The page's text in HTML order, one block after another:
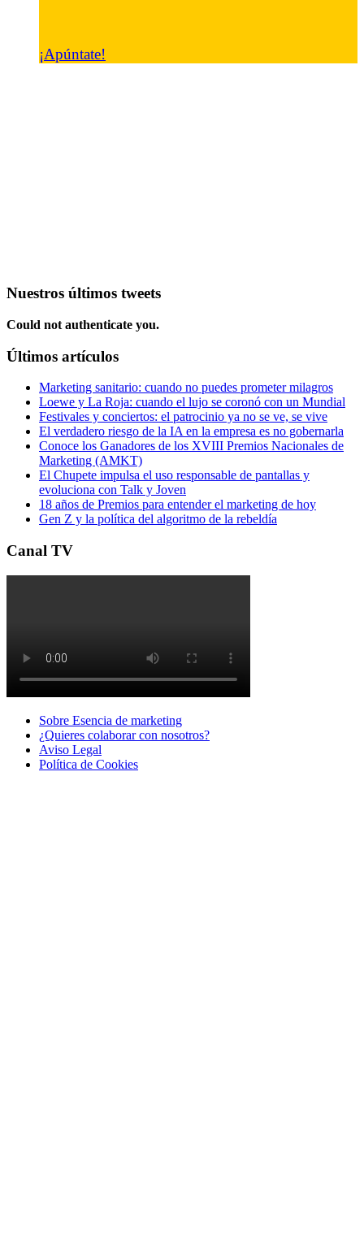
¡Apúntate!
Nuestros últimos tweets
Could not authenticate you.
Últimos artículos
Marketing sanitario: cuando no puedes prometer milagros
Loewe y La Roja: cuando el lujo se coronó con un Mundial
Festivales y conciertos: el patrocinio ya no se ve, se vive
El verdadero riesgo de la IA en la empresa es no gobernarla
Conoce los Ganadores de los XVIII Premios Nacionales de
Marketing (AMKT)
El Chupete impulsa el uso responsable de pantallas y
evoluciona con Talk y Joven
18 años de Premios para entender el marketing de hoy
Gen Z y la política del algoritmo de la rebeldía
Canal TV
Sobre Esencia de marketing
¿Quieres colaborar con nosotros?
Aviso Legal
Polí­tica de Cookies